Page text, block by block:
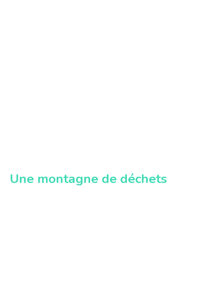
Une montagne de déchets